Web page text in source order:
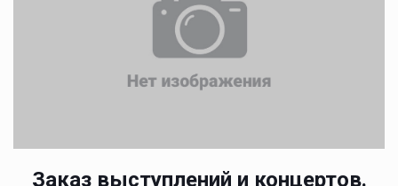
Заказ выступлений и концертов.